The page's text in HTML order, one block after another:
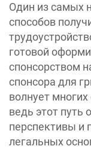
Один из самых
способов
готовой
спонсорством
спонсора для
волнует
ведь этот
перспективы и
легальных